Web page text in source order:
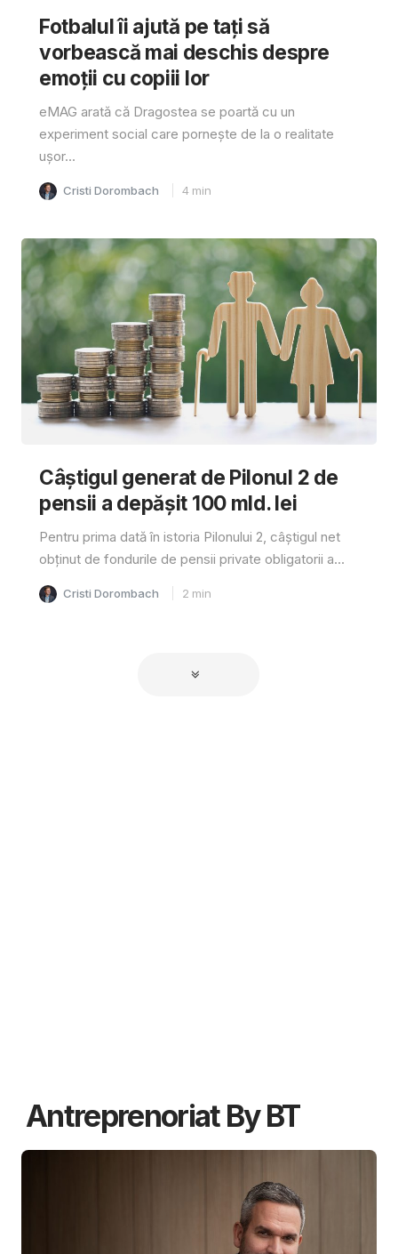
Fotbalul îi ajută pe tați să
vorbească mai deschis despre
emoții cu copiii lor
eMAG arată că Dragostea se poartă cu un
experiment social care pornește de la o realitate
ușor...
Cristi Dorombach 4 min
Câştigul generat de Pilonul 2 de
pensii a depăşit 100 mld. lei
Pentru prima dată în istoria Pilonului 2, câştigul net
obţinut de fondurile de pensii private obligatorii a...
Cristi Dorombach 2 min
Antreprenoriat By BT